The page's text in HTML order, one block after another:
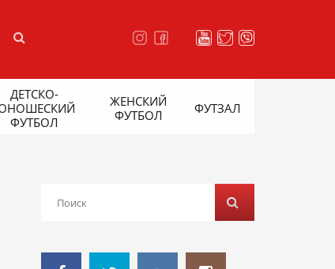
ДЕТСКО-
ФУТБОЛ
ЖЕНСКИЙ
ФУТБОЛ
ФУТЗАЛ